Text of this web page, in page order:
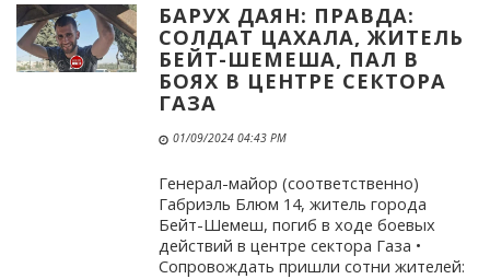
БАРУХ ДАЯН: ПРАВДА:
СОЛДАТ ЦАХАЛА, ЖИТЕЛЬ
БЕЙТ-ШЕМЕША, ПАЛ В
БОЯХ В ЦЕНТРЕ СЕКТОРА
ГАЗА
01/09/2024 04:43 PM
Генерал-майор (соответственно)
Габриэль Блюм 14, житель города
Бейт-Шемеш, погиб в ходе боевых
действий в центре сектора Газа •
Сопровождать пришли сотни жителей: